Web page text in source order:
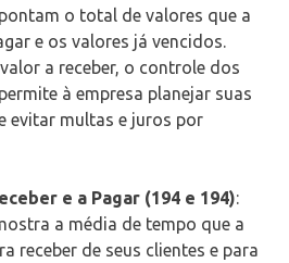
o total de valores que a
e os valores já vencidos.
a receber, o controle dos
à empresa planejar suas
evitar multas e juros por
e a Pagar (194 e 194):
a média de tempo que a
receber de seus clientes e para